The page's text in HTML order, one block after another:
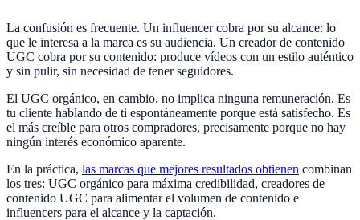
La confusión es frecuente. Un influencer cobra por su alcance: lo
que le interesa a la marca es su audiencia. Un creador de contenido
UGC cobra por su contenido: produce vídeos con un estilo auténtico
y sin pulir, sin necesidad de tener seguidores.
El UGC orgánico, en cambio, no implica ninguna remuneración. Es
tu cliente hablando de ti espontáneamente porque está satisfecho. Es
el más creíble para otros compradores, precisamente porque no hay
ningún interés económico aparente.
En la práctica, las marcas que mejores resultados obtienen combinan
los tres: UGC orgánico para máxima credibilidad, creadores de
contenido UGC para alimentar el volumen de contenido e
influencers para el alcance y la captación.